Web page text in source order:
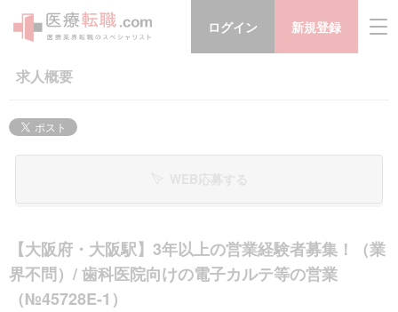
ログイン 新規登録
求人概要
【大阪府・大阪駅】3年以上の営業経験者募集！（業
界不問）/ 歯科医院向けの電子カルテ等の営業
（№45728E-1）